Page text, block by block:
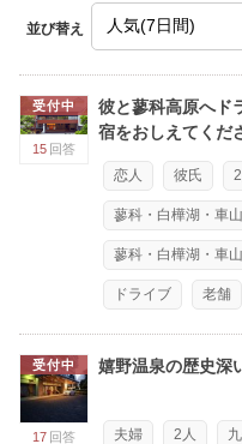
並び替え
受付中
15 回答
彼と蓼科高原へド
宿をおしえてくだ
恋人 彼氏
蓼科・白樺湖・車
蓼科・白樺湖・車山
ドライブ 老舗
受付中
17 回答
嬉野温泉の歴史深
夫婦 2人